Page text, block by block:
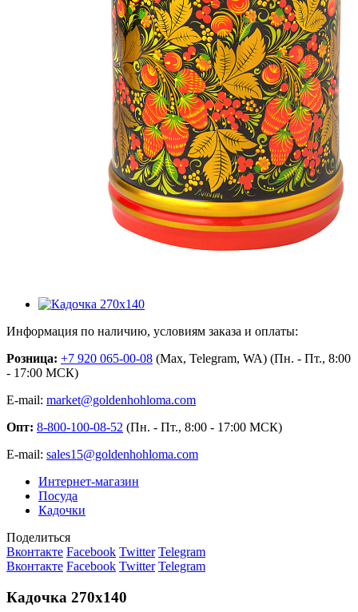
Информация по наличию, условиям заказа и оплаты:
Розница: +7 920 065-00-08 (Max, Telegram, WA) (Пн. - Пт., 8:00
- 17:00 МСК)
E-mail: market@goldenhohloma.com
Опт: 8-800-100-08-52 (Пн. - Пт., 8:00 - 17:00 МСК)
E-mail: sales15@goldenhohloma.com
Интернет-магазин
Посуда
Кадочки
Поделиться
Вконтакте Facebook Twitter Telegram
Вконтакте Facebook Twitter Telegram
Кадочка 270х140